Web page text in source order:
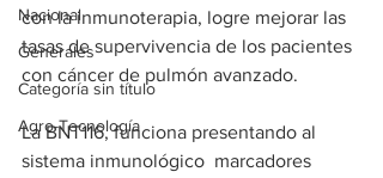
Nacional
Generales
Categoría sin título
Agro-Tecnología
con la inmunoterapia, logre mejorar las
tasas de supervivencia de los pacientes
con cáncer de pulmón avanzado.
La BNT116, funciona presentando al
sistema inmunológico  marcadores